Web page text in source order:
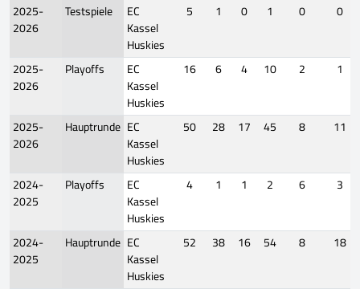
2025-
2026
Testspiele
EC
Kassel
Huskies
5 1 0 1 0 0
2025-
2026
Playoffs
EC
Kassel
Huskies
16 6 4 10 2 1
2025-
2026
Hauptrunde EC
Kassel
Huskies
50 28 17 45 8 11
2024-
2025
Playoffs
EC
Kassel
Huskies
4 1 1 2 6 3
2024-
2025
Hauptrunde EC
Kassel
Huskies
52 38 16 54 8 18